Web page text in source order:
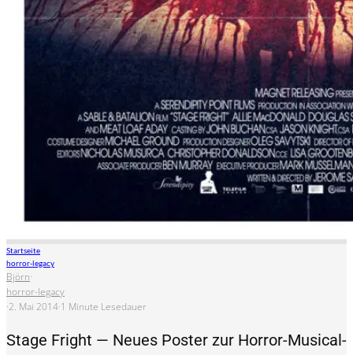
Startseite
horror-legacy
Björn·
horror-legacy
·2. Mai 2014·1 Minute Lesedauer
Stage Fright — Neues Poster zur Horror-Musical-